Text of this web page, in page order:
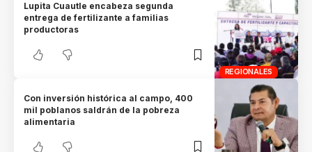
REGIONALES
Lupita Cuautle encabeza segunda
entrega de fertilizante a familias
productoras
Con inversión histórica al campo, 400
mil poblanos saldrán de la pobreza
alimentaria